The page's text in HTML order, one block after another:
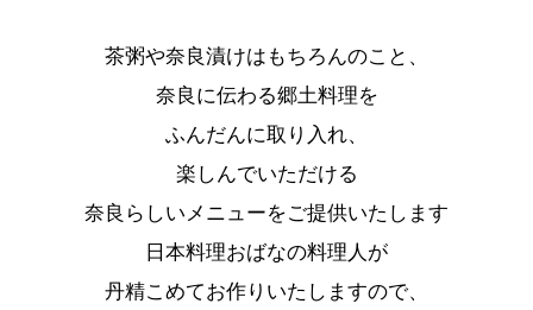
茶粥や奈良漬けはもちろんのこと、
奈良に伝わる郷土料理を
ふんだんに取り入れ、
楽しんでいただける
奈良らしいメニューをご提供いたします
日本料理おばなの料理人が
丹精こめてお作りいたしますので、